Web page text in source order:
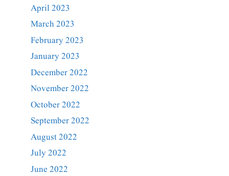
April 2023
March 2023
February 2023
January 2023
December 2022
November 2022
October 2022
September 2022
August 2022
July 2022
June 2022